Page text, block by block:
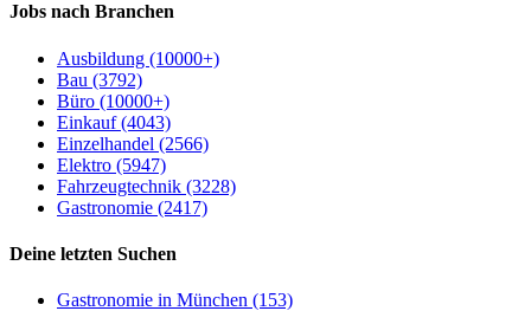
Jobs nach Branchen
Ausbildung (10000+)
Bau (3792)
Büro (10000+)
Einkauf (4043)
Einzelhandel (2566)
Elektro (5947)
Fahrzeugtechnik (3228)
Gastronomie (2417)
Deine letzten Suchen
Gastronomie in München (153)